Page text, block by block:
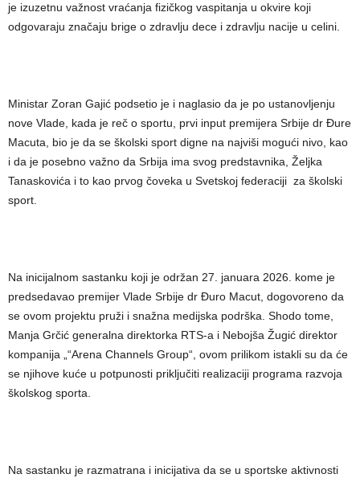
je izuzetnu važnost vraćanja fizičkog vaspitanja u okvire koji
odgovaraju značaju brige o zdravlju dece i zdravlju nacije u celini.
Ministar Zoran Gajić podsetio je i naglasio da je po ustanovljenju
nove Vlade, kada je reč o sportu, prvi input premijera Srbije dr Đure
Macuta, bio je da se školski sport digne na najviši mogući nivo, kao
i da je posebno važno da Srbija ima svog predstavnika, Željka
Tanaskovića i to kao prvog čoveka u Svetskoj federaciji za školski
sport.
Na inicijalnom sastanku koji je održan 27. januara 2026. kome je
predsedavao premijer Vlade Srbije dr Đuro Macut, dogovoreno da
se ovom projektu pruži i snažna medijska podrška. Shodo tome,
Manja Grčić generalna direktorka RTS-a i Nebojša Žugić direktor
kompanija „“Arena Channels Group“, ovom prilikom istakli su da će
se njihove kuće u potpunosti priključiti realizaciji programa razvoja
školskog sporta.
Na sastanku je razmatrana i inicijativa da se u sportske aktivnosti